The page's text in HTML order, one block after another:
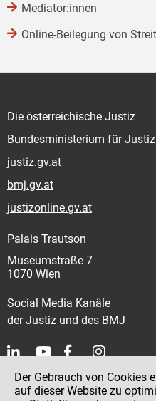
Mediator:innen
Online-Beilegung von
Die österreichische Justiz
Bundesministerium für Justiz
justiz.gv.at
bmj.gv.at
justizonline.gv.at
Palais Trautson
Museumstraße 7
1070 Wien
Social Media Kanäle
der Justiz und des BMJ
Kontakt
Der Gebrauch von Cookies
auf dieser Website zu